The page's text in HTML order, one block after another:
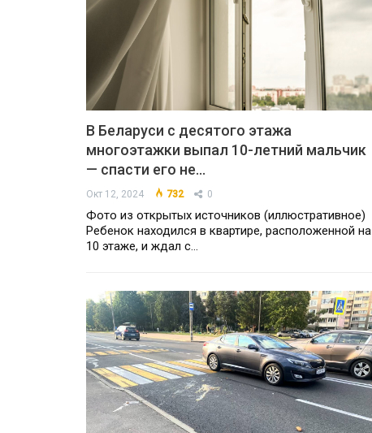
В Беларуси с десятого этажа
многоэтажки выпал 10-летний мальчик
— спасти его не…
Окт 12, 2024 732 0
Фото из открытых источников (иллюстративное)
Ребенок находился в квартире, расположенной на
10 этаже, и ждал с…